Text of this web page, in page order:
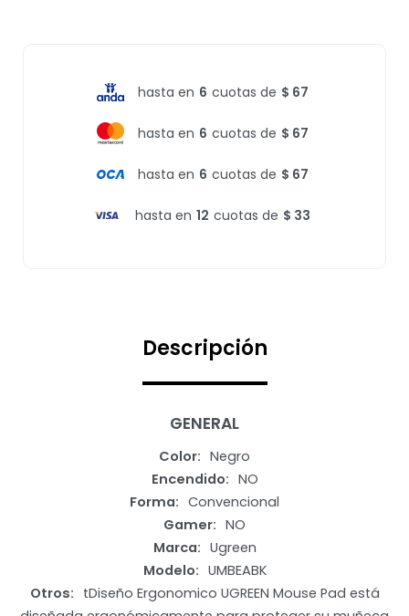
hasta en 6 cuotas de $ 67
hasta en 6 cuotas de $ 67
hasta en 6 cuotas de $ 67
hasta en 12 cuotas de $ 33
Descripción
GENERAL
Color
Negro
Encendido
NO
Forma
Convencional
Gamer
NO
Marca
Ugreen
Modelo
UMBEABK
Otros
tDiseño Ergonomico UGREEN Mouse Pad está